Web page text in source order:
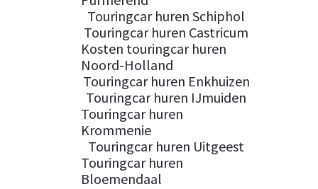
Touringcar huren Schiphol
Touringcar huren Castricum
Kosten touringcar huren
Noord-Holland
Touringcar huren Enkhuizen
Touringcar huren IJmuiden
Touringcar huren
Krommenie
Touringcar huren Uitgeest
Touringcar huren
Bloemendaal